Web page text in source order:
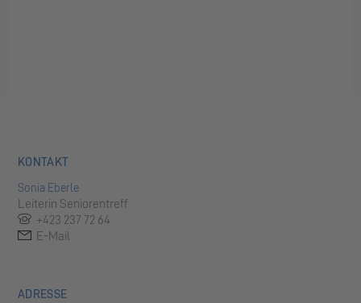
KONTAKT
Sonia Eberle
Leiterin Seniorentreff
+423 237 72 64
E-Mail
ADRESSE